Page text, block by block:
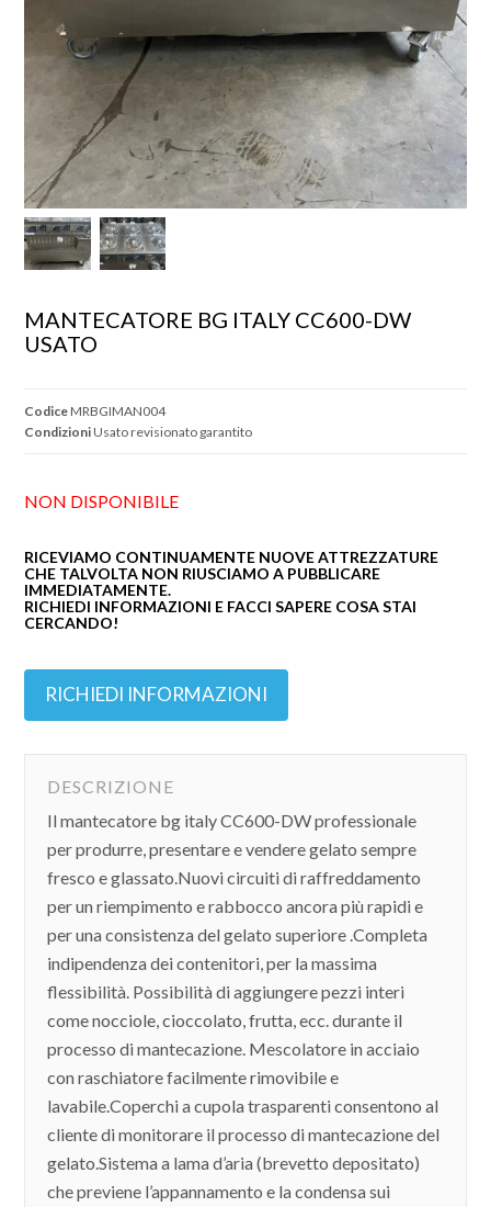
MANTECATORE BG ITALY CC600-DW
USATO
CodiceMRBGIMAN004
CondizioniUsato revisionato garantito
NON DISPONIBILE
RICEVIAMO CONTINUAMENTE NUOVE ATTREZZATURE
CHE TALVOLTA NON RIUSCIAMO A PUBBLICARE
IMMEDIATAMENTE.
RICHIEDI INFORMAZIONI E FACCI SAPERE COSA STAI
CERCANDO!
RICHIEDI INFORMAZIONI
DESCRIZIONE
Il mantecatore bg italy CC600-DW professionale
per produrre, presentare e vendere gelato sempre
fresco e glassato.Nuovi circuiti di raffreddamento
per un riempimento e rabbocco ancora più rapidi e
per una consistenza del gelato superiore .Completa
indipendenza dei contenitori, per la massima
flessibilità. Possibilità di aggiungere pezzi interi
come nocciole, cioccolato, frutta, ecc. durante il
processo di mantecazione. Mescolatore in acciaio
con raschiatore facilmente rimovibile e
lavabile.Coperchi a cupola trasparenti consentono al
cliente di monitorare il processo di mantecazione del
gelato.Sistema a lama d’aria (brevetto depositato)
che previene l’appannamento e la condensa sui